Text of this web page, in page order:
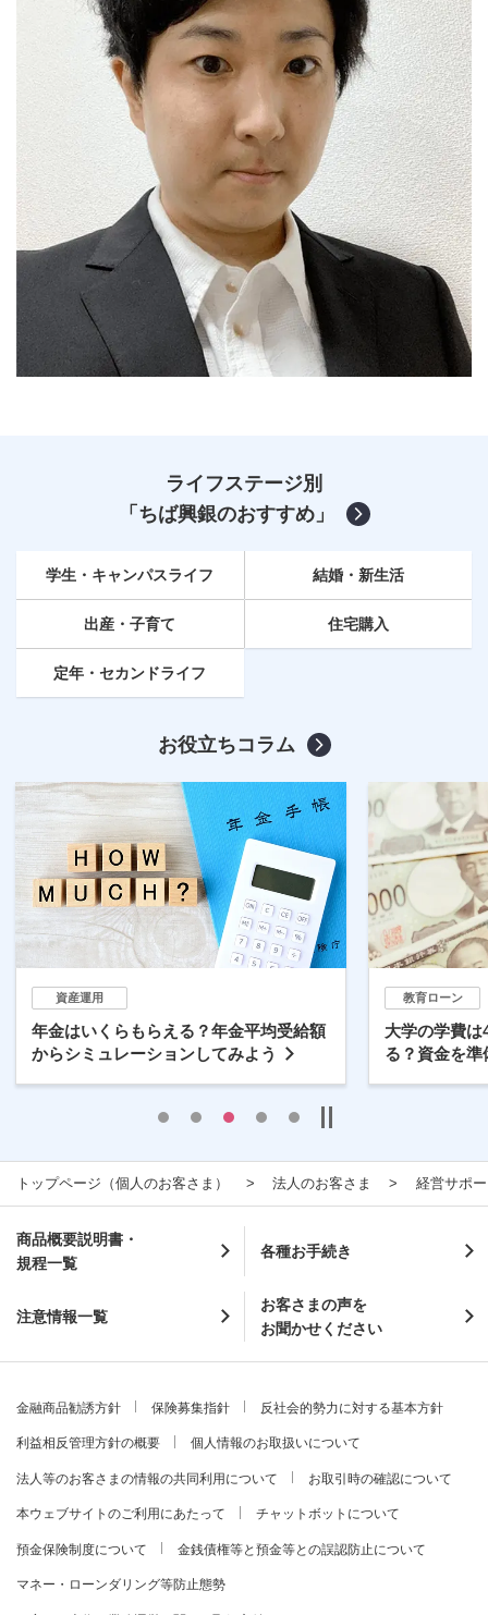
ライフステージ別
「ちば興銀のおすすめ」
学生・キャンパスライフ 結婚・新生活
出産・子育て 住宅購入
定年 ・セカンドライフ
お役立ちコラム
資産運用
年金はいくらもらえる？年金平均受給額
からシミュレーションしてみよう
教育ローン
大学の学費
る？資金を
トップページ（個人のお客さま） 法人のお客さま 経営サポ
商品概要説明書・
規程一覧
各種お手続き
注意情報一覧
お客さまの声を
お聞かせください
金融商品勧誘方針 保険募集指針 反社会的勢力に対する基本方針
利益相反管理方針の概要 個人情報のお取扱いについて
法人等のお客さまの情報の共同利用について お取引時の確認について
本ウェブサイトのご利用にあたって チャットボットについて
預金保険制度について 金銭債権等と預金等との誤認防止について
マネー・ローンダリング等防止態勢